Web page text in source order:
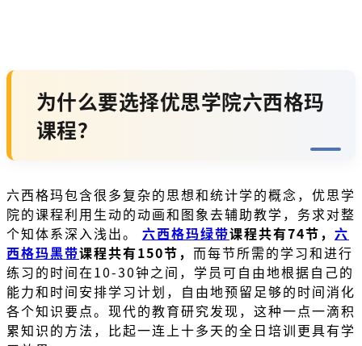
为什么要选择优思学院六西格玛
课程？
六西格玛包含很多复杂的思想和统计学的概念，优思学
院的课程利用生动的动画和图象去辅助教学，务求对整
个知体系深入浅出。 六西格玛绿带课程共有74节， 六
西格玛黑带课程共有150节， 而每节所需的学习和进行
练习的时间在10-30钟之间，学员可自由地根据自己的
能力和时间安排学习计划，自由地预留足够的时间消化
各个知识要点。现代的教育研究发现，这种一点一滴积
累知识的方法，比起一连上十多天的全日培训更具有学